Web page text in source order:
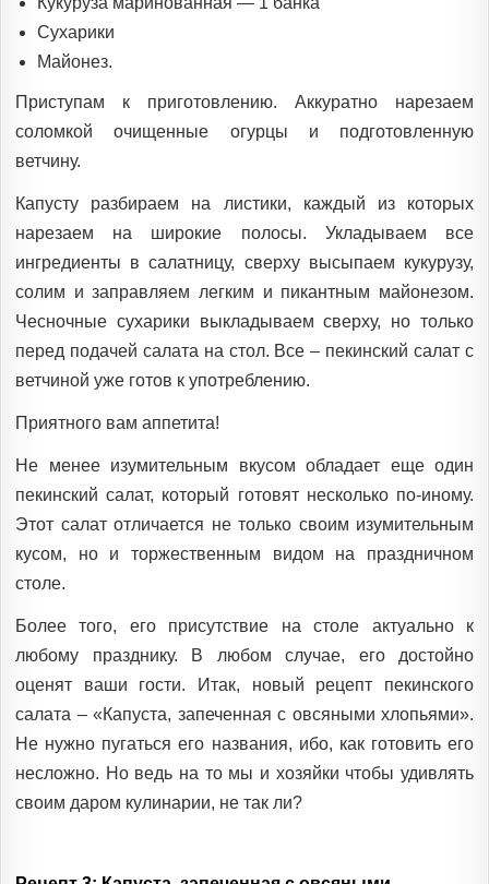
Сухарики
Майонез.
Приступам к приготовлению. Аккуратно нарезаем
соломкой очищенные огурцы и подготовленную
ветчину.
Капусту разбираем на листики, каждый из которых
нарезаем на широкие полосы. Укладываем все
ингредиенты в салатницу, сверху высыпаем кукурузу,
солим и заправляем легким и пикантным майонезом.
Чесночные сухарики выкладываем сверху, но только
перед подачей салата на стол. Все – пекинский салат с
ветчиной уже готов к употреблению.
Приятного вам аппетита!
Не менее изумительным вкусом обладает еще один
пекинский салат, который готовят несколько по-иному.
Этот салат отличается не только своим изумительным
кусом, но и торжественным видом на праздничном
столе.
Более того, его присутствие на столе актуально к
любому празднику. В любом случае, его достойно
оценят ваши гости. Итак, новый рецепт пекинского
салата – «Капуста, запеченная с овсяными хлопьями».
Не нужно пугаться его названия, ибо, как готовить его
несложно. Но ведь на то мы и хозяйки чтобы удивлять
своим даром кулинарии, не так ли?